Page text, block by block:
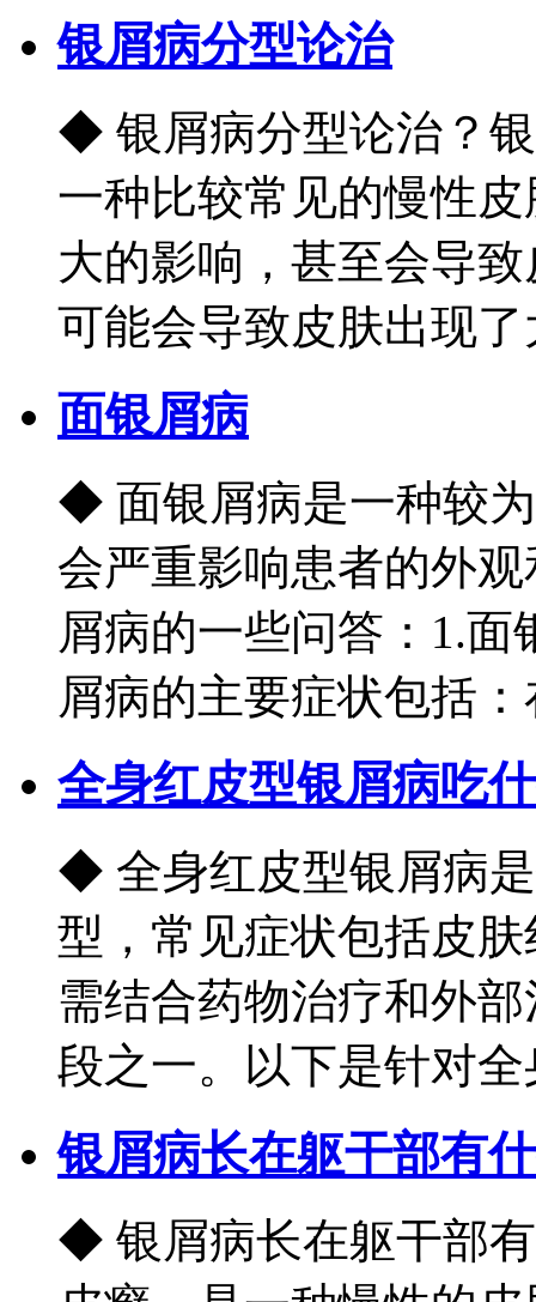
银屑病分型论治
◆ 银屑病分型论治？
一种比较常见的慢性
大的影响，甚至会导
可能会导致皮肤出现了
面银屑病
◆ 面银屑病是一种较
会严重影响患者的外
屑病的一些问答：1.
屑病的主要症状包括：
全身红皮型银屑病吃
◆ 全身红皮型银屑病
型，常见症状包括皮
需结合药物治疗和外
段之一。以下是针对全
银屑病长在躯干部有
◆ 银屑病长在躯干部